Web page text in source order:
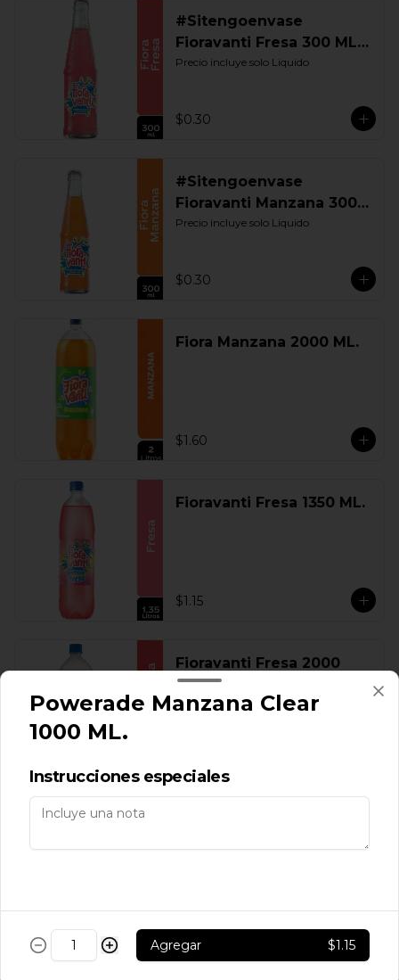
#Sitengoenvase
Fioravanti Fresa 300 ML.
Retornable
Precio incluye solo Liquido
$0.30
#Sitengoenvase
Fioravanti Manzana 300
ML. Retornable
Precio incluye solo Liquido
$0.30
Fiora Manzana 2000 ML.
$1.60
Fioravanti Fresa 1350 ML.
$1.15
Fioravanti Fresa 2000
ML.
Powerade Manzana Clear
1000 ML.
Instrucciones especiales
Agregar $1.15